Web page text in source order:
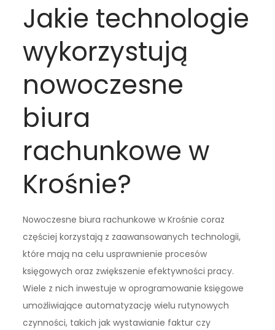
Jakie technologie
wykorzystują
nowoczesne
biura
rachunkowe w
Krośnie?
Nowoczesne biura rachunkowe w Krośnie coraz
częściej korzystają z zaawansowanych technologii,
które mają na celu usprawnienie procesów
księgowych oraz zwiększenie efektywności pracy.
Wiele z nich inwestuje w oprogramowanie księgowe
umożliwiające automatyzację wielu rutynowych
czynności, takich jak wystawianie faktur czy